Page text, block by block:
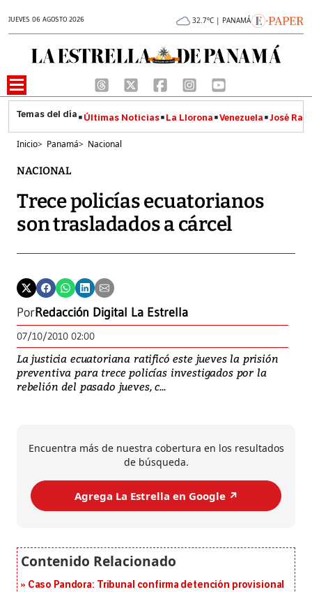
JUEVES 06 AGOSTO 2026 32.7°C | PANAMÁ
Últimas Noticias La Llorona Venezuela José
Inicio> Panamá> Nacional
NACIONAL
Trece policías ecuatorianos
son trasladados a cárcel
PorRedacción Digital La Estrella
07/10/2010 02:00
La justicia ecuatoriana ratificó este jueves la prisión
preventiva para trece policías investigados por la
rebelión del pasado jueves, c...
Encuentra más de nuestra cobertura en los resultados
de búsqueda.
Agrega La Estrella en Google ↗️
Caso Pandora: Tribunal confirma detención provisional